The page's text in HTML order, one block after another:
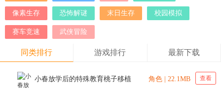
像素生存 恐怖解谜 末日生存 校园模拟
赛车竞速 武侠冒险
同类排行 游戏排行 最新下载
小春放学后的特殊教育桃子移植 角色 | 22.1MB 查看